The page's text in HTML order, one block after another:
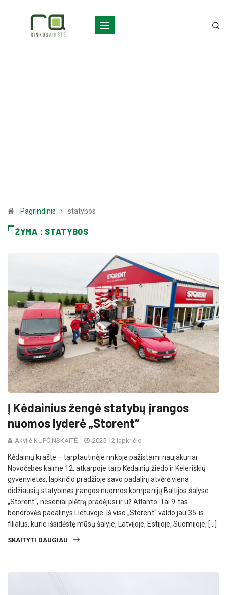
Pagrindinis statybos
ŽYMA : STATYBOS
Į Kėdainius žengė statybų įrangos
nuomos lyderė „Storent“
Akvilė KUPČINSKAITĖ 2025 12 lapkričio
Kėdainių krašte – tarptautinėje rinkoje pažįstami naujakuriai.
Novočėbės kaime 12, atkarpoje tarp Kėdainių žiedo ir Keleriškių
gyvenvietės, lapkričio pradžioje savo padalinį atvėrė viena
didžiausių statybinės įrangos nuomos kompanijų Baltijos šalyse
„Storent“, neseniai plėtrą pradėjusi ir už Atlanto. Tai 9-tas
bendrovės padalinys Lietuvoje. Iš viso „Storent“ valdo jau 35-is
filialus, kurie išsidėstę mūsų šalyje, Latvijoje, Estijoje, Suomijoje, […]
SKAITYTI DAUGIAU